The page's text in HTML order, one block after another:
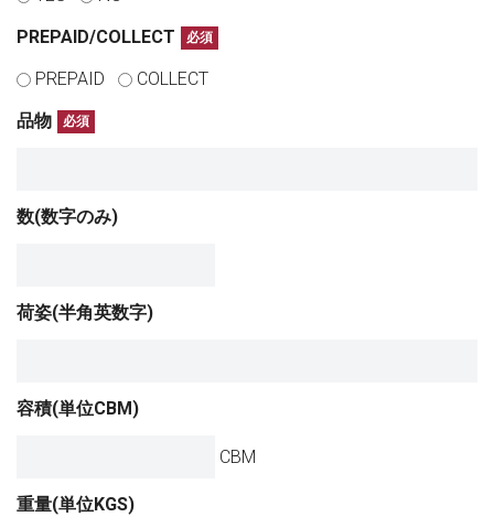
PREPAID/COLLECT
必須
PREPAID
COLLECT
品物
必須
数(数字のみ)
荷姿(半角英数字)
容積(単位CBM)
CBM
重量(単位KGS)